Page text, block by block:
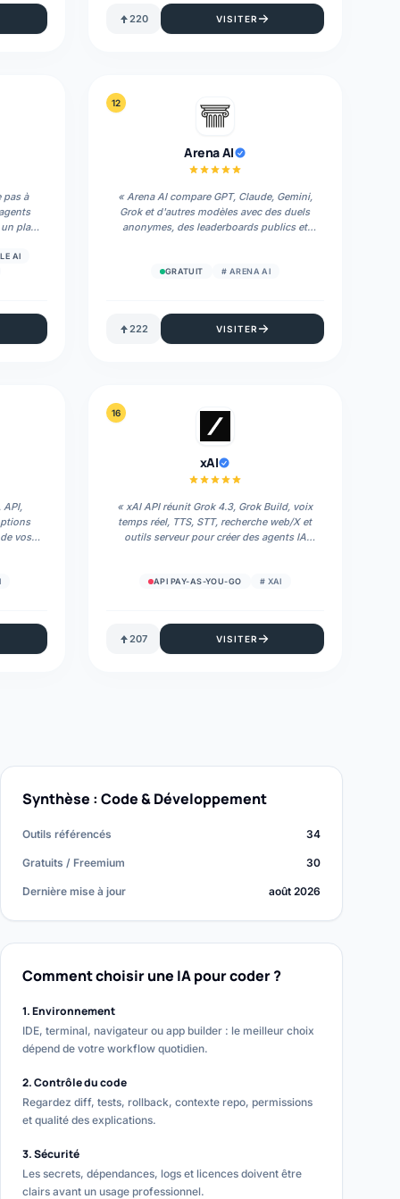
220 VISITER
pas à
plan,
AI
12
Arena AI
« Arena AI compare GPT, Claude, Gemini,
Grok et d'autres modèles avec des duels
anonymes, des leaderboards publics et
GRATUIT # ARENA AI
222 VISITER
vos
16
xAI
« xAI API réunit Grok 4.3, Grok Build, voix
temps réel, TTS, STT, recherche web/X et
outils serveur pour créer des agents IA
API PAY-AS-YOU-GO # XAI
207 VISITER
Synthèse : Code & Développement
Outils référencés 34
Gratuits / Freemium 30
Dernière mise à jour août 2026
Comment choisir une IA pour coder ?
1. Environnement
IDE, terminal, navigateur ou app builder : le meilleur choix
dépend de votre workflow quotidien.
2. Contrôle du code
Regardez diff, tests, rollback, contexte repo, permissions
et qualité des explications.
3. Sécurité
Les secrets, dépendances, logs et licences doivent être
clairs avant un usage professionnel.